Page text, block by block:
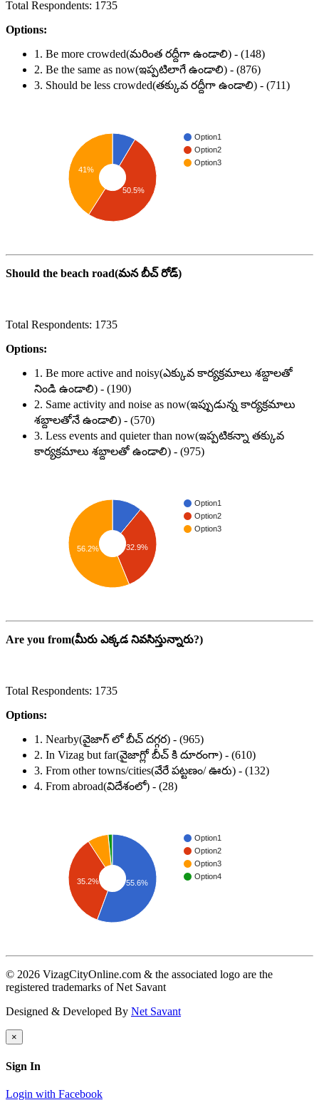
Total Respondents: 1735
Options:
1. Be more crowded(మరింత రద్దీగా ఉండాలి) - (148)
2. Be the same as now(ఇప్పటిలాగే ఉండాలి) - (876)
3. Should be less crowded(తక్కువ రద్దీగా ఉండాలి) - (711)
Option1
Option2
Option3
41%
50.5%
Should the beach road(మన బీచ్ రోడ్)
Total Respondents: 1735
Options:
1. Be more active and noisy(ఎక్కువ కార్యక్రమాలు శబ్దాలతో
నిండి ఉండాలి) - (190)
2. Same activity and noise as now(ఇప్పుడున్న కార్యక్రమాలు
శబ్దాలతోనే ఉండాలి) - (570)
3. Less events and quieter than now(ఇప్పటికన్నా తక్కువ
కార్యక్రమాలు శబ్దాలతో ఉండాలి) - (975)
Option1
Option2
Option3
32.9%
56.2%
Are you from(మీరు ఎక్కడ నివసిస్తున్నారు?)
Total Respondents: 1735
Options:
1. Nearby(వైజాగ్ లో బీచ్ దగ్గర) - (965)
2. In Vizag but far(వైజాగ్లో బీచ్ కి దూరంగా) - (610)
3. From other towns/cities(వేరే పట్టణం/ ఊరు) - (132)
4. From abroad(విదేశంలో) - (28)
Option1
Option2
Option3
Option4
35.2% 55.6%
© 2026 VizagCityOnline.com & the associated logo are the
registered trademarks of Net Savant
Designed & Developed By Net Savant
×
Sign In
Login with Facebook